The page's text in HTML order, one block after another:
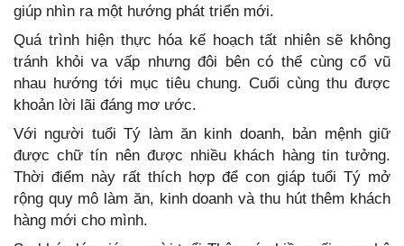
giúp nhìn ra một hướng phát triển mới.
Quá trình hiện thực hóa kế hoạch tất nhiên sẽ không
tránh khỏi va vấp nhưng đôi bên có thể cùng cổ vũ
nhau hướng tới mục tiêu chung. Cuối cùng thu được
khoản lời lãi đáng mơ ước.
Với người tuổi Tý làm ăn kinh doanh, bản mệnh giữ
được chữ tín nên được nhiều khách hàng tin tưởng.
Thời điểm này rất thích hợp để con giáp tuổi Tý mở
rộng quy mô làm ăn, kinh doanh và thu hút thêm khách
hàng mới cho mình.